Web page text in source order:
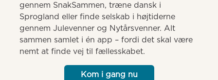
gennem SnakSammen, træne dansk i
Sprogland eller finde selskab i højtiderne
gennem Julevenner og Nytårsvenner. Alt
sammen samlet i én app – fordi det skal være
nemt at finde vej til fællesskabet.
Kom i gang nu